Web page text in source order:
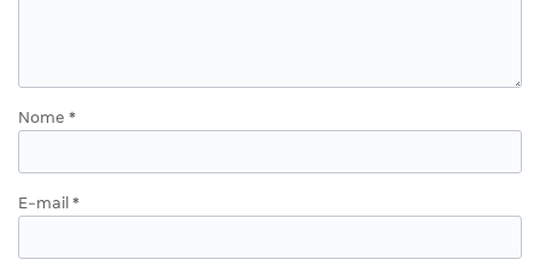
Nome *
E-mail *